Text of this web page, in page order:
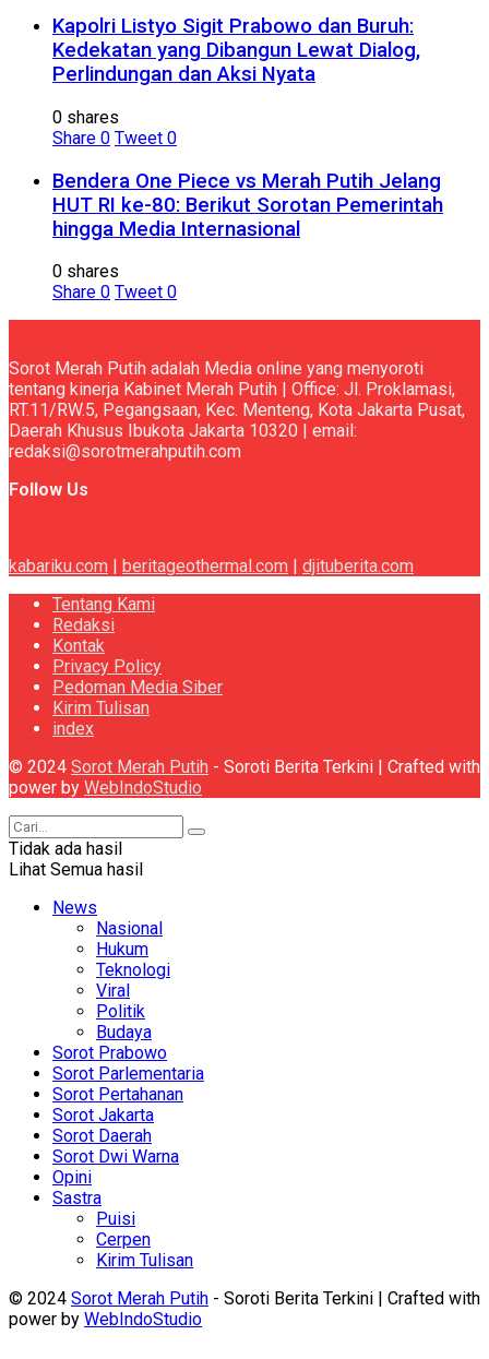
Kapolri Listyo Sigit Prabowo dan Buruh:
Kedekatan yang Dibangun Lewat Dialog,
Perlindungan dan Aksi Nyata
0 shares
Share 0 Tweet 0
Bendera One Piece vs Merah Putih Jelang
HUT RI ke-80: Berikut Sorotan Pemerintah
hingga Media Internasional
0 shares
Share 0 Tweet 0
Sorot Merah Putih adalah Media online yang menyoroti
tentang kinerja Kabinet Merah Putih | Office: Jl. Proklamasi,
RT.11/RW.5, Pegangsaan, Kec. Menteng, Kota Jakarta Pusat,
Daerah Khusus Ibukota Jakarta 10320 | email:
redaksi@sorotmerahputih.com
Follow Us
kabariku.com beritageothermal.com
djituberita.com
Tentang Kami
Redaksi
Kontak
Privacy Policy
Pedoman Media Siber
Kirim Tulisan
index
© 2024 Sorot Merah Putih - Soroti Berita Terkini | Crafted with
power by WebIndoStudio
Tidak ada hasil
Lihat Semua hasil
News
Nasional
Hukum
Teknologi
Viral
Politik
Budaya
Sorot Prabowo
Sorot Parlementaria
Sorot Pertahanan
Sorot Jakarta
Sorot Daerah
Sorot Dwi Warna
Opini
Sastra
Puisi
Cerpen
Kirim Tulisan
© 2024 Sorot Merah Putih - Soroti Berita Terkini | Crafted with
power by WebIndoStudio